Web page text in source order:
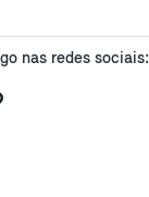
nas redes sociais: